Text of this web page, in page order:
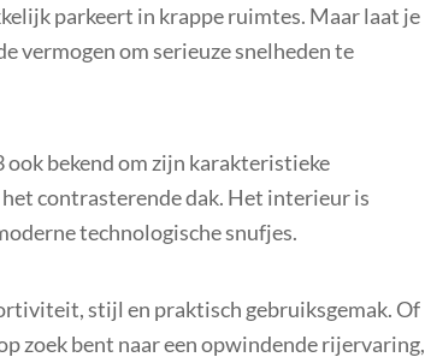
parkeert in krappe ruimtes. Maar laat je
vermogen om serieuze snelheden te
bekend om zijn karakteristieke
contrasterende dak. Het interieur is
technologische snufjes.
stijl en praktisch gebruiksgemak. Of
zoek bent naar een opwindende rijervaring,